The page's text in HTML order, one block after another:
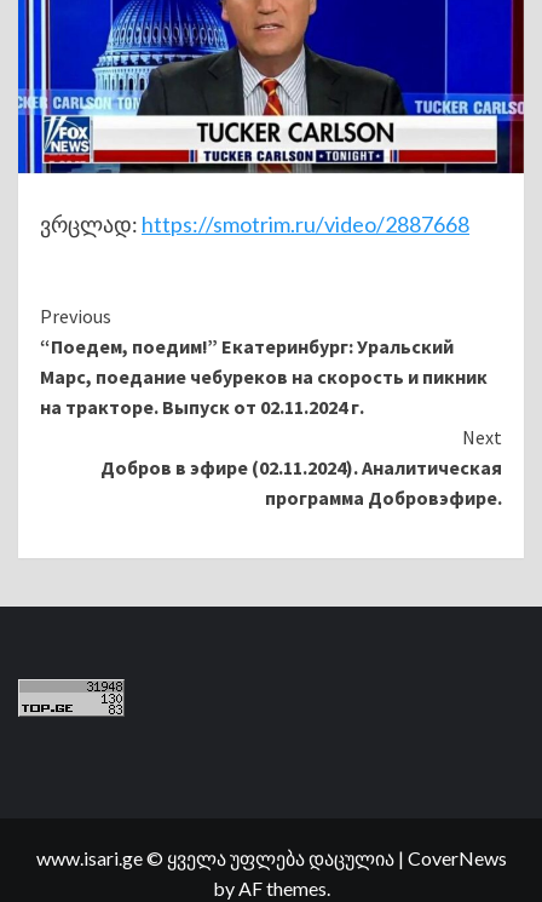
ვრცლად: https://smotrim.ru/video/2887668
Continue
Reading
Previous
“Поедем, поедим!” Екатеринбург: Уральский
Марс, поедание чебуреков на скорость и пикник
на тракторе. Выпуск от 02.11.2024 г.
Next
Добров в эфире (02.11.2024). Аналитическая
программа Добровэфире.
www.isari.ge © ყველა უფლება დაცულია | CoverNews
by AF themes.